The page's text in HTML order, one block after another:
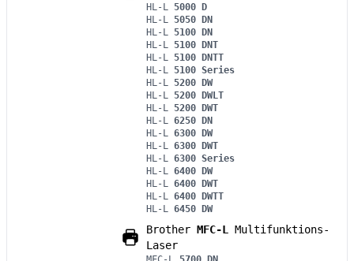
HL-L
5000 D
HL-L
5050 DN
HL-L
5100 DN
HL-L
5100 DNT
HL-L
5100 DNTT
HL-L
5100 Series
HL-L
5200 DW
HL-L
5200 DWLT
HL-L
5200 DWT
HL-L
6250 DN
HL-L
6300 DW
HL-L
6300 DWT
HL-L
6300 Series
HL-L
6400 DW
HL-L
6400 DWT
HL-L
6400 DWTT
HL-L
6450 DW
Brother MFC-L
Multifunktions-
Laser